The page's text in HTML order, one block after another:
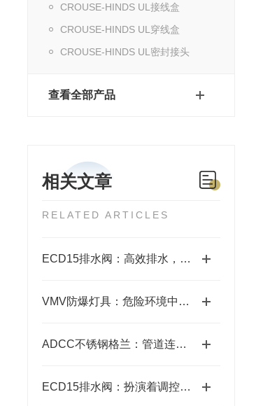
CROUSE-HINDS UL接线盒
CROUSE-HINDS UL穿线盒
CROUSE-HINDS UL密封接头
查看全部产品
相关文章
RELATED ARTICLES
ECD15排水阀：高效排水，畅行无阻
VMV防爆灯具：危险环境中的安全照明使者
ADCC不锈钢格兰：管道连接的坚固守护者
ECD15排水阀：扮演着调控和保障排水通畅的重要角色